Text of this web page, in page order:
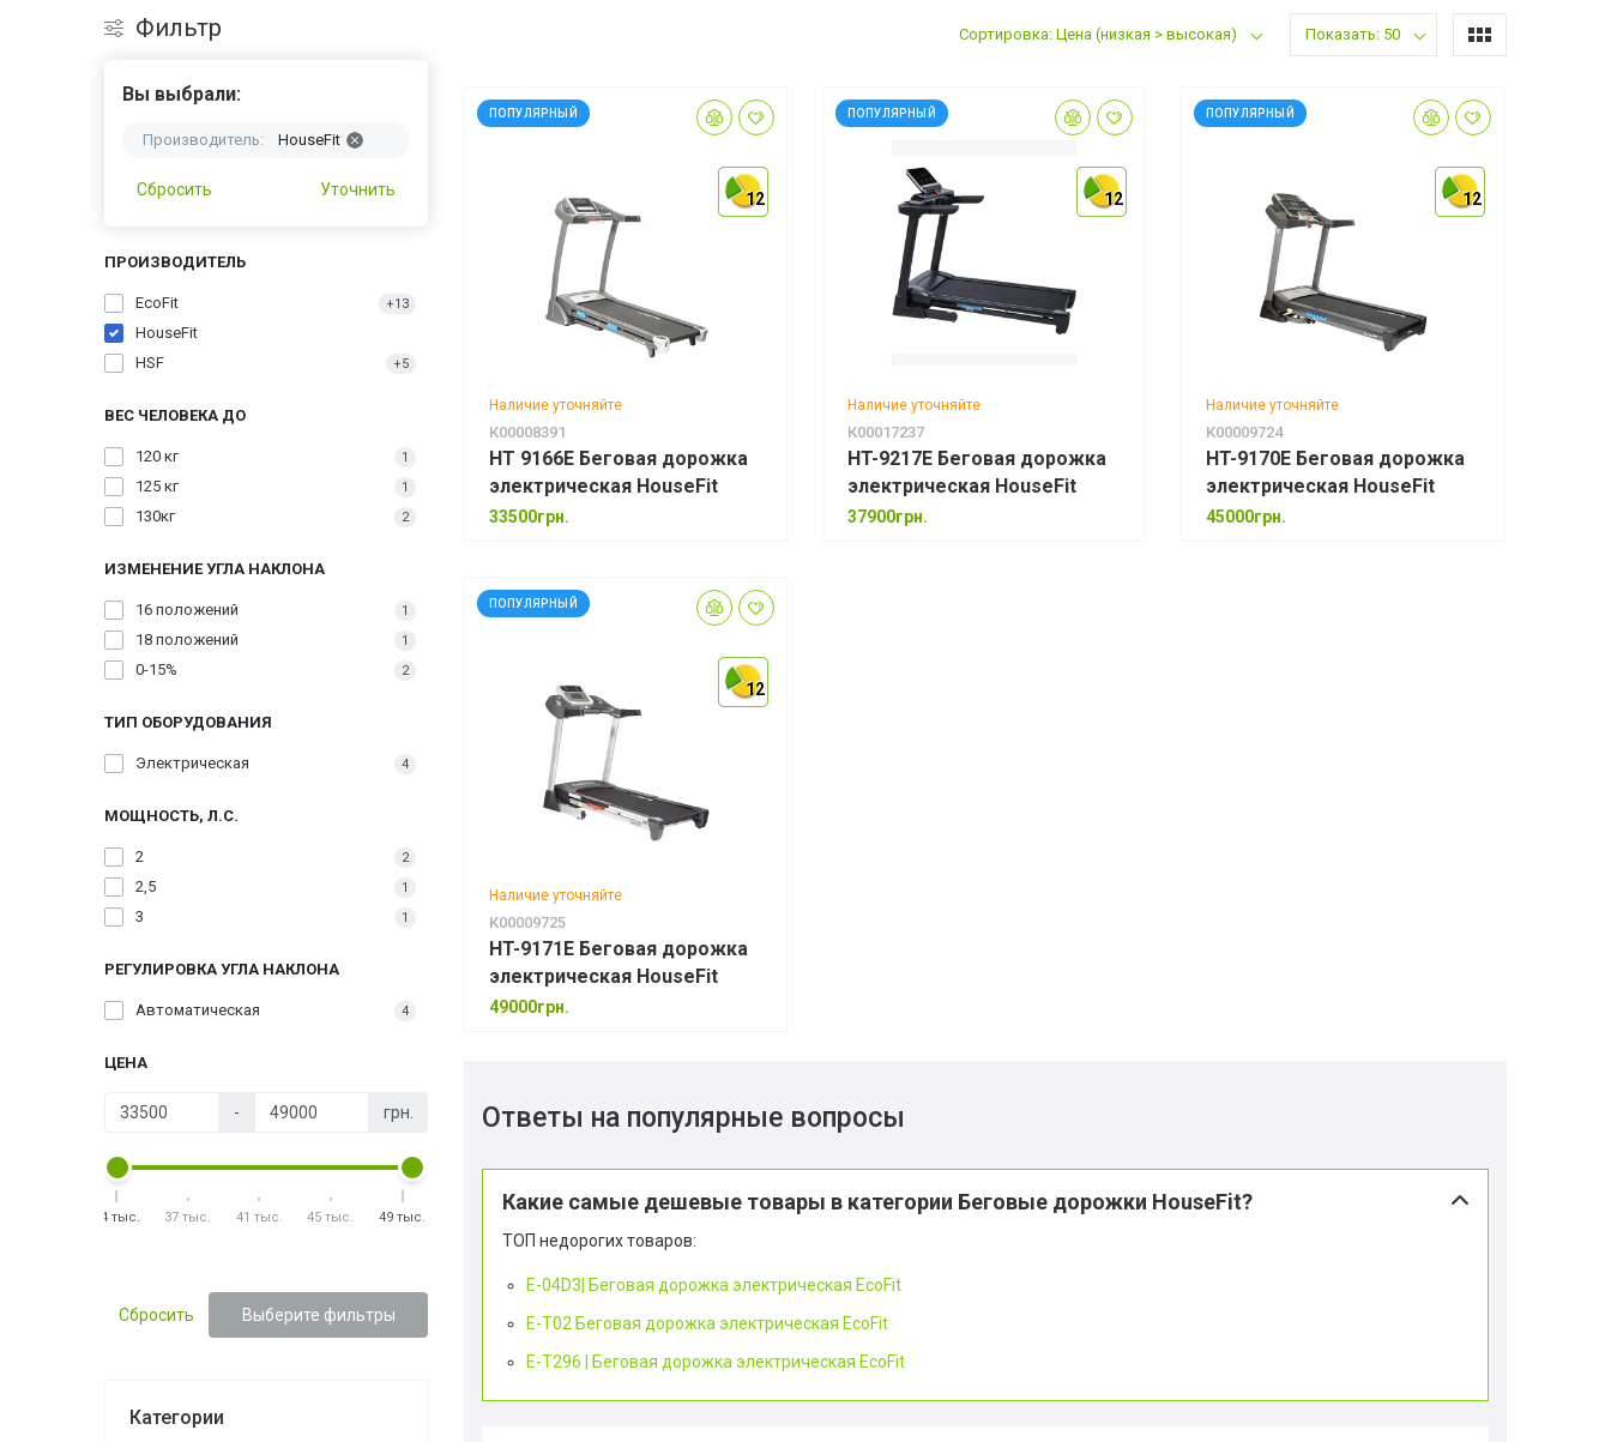
Фильтр
Вы выбрали:
Производитель: HouseFit
Сбросить Уточнить
ПРОИЗВОДИТЕЛЬ
EcoFit +13
HouseFit
HSF
+5
ВЕС ЧЕЛОВЕКА ДО
120 кг 1
125 кг 1
130кг 2
ИЗМЕНЕНИЕ УГЛА НАКЛОНА
16 положений 1
18 положений 1
0-15% 2
ТИП ОБОРУДОВАНИЯ
Электрическая 4
МОЩНОСТЬ, Л.С.
2 2
2,5 1
3 1
РЕГУЛИРОВКА УГЛА НАКЛОНА
Автоматическая 4
ЦЕНА
- грн.
34 тыс. 37 тыс. 41 тыс. 45 тыс. 49 тыс.
Сбросить Выберите фильтры
Категории
Сортировка: Цена (низкая > высокая) Показать: 50
12
12
12
ПОПУЛЯРНЫЙ
Наличие уточняйте
К00008391
HT 9166E Беговая дорожка
электрическая HouseFit
33500грн.
12
12
12
ПОПУЛЯРНЫЙ
Наличие уточняйте
К00017237
HT-9217E Беговая дорожка
электрическая HouseFit
37900грн.
12
12
12
ПОПУЛЯРНЫЙ
Наличие уточняйте
К00009724
HT-9170E Беговая дорожка
электрическая HouseFit
45000грн.
12
12
12
ПОПУЛЯРНЫЙ
Наличие уточняйте
К00009725
HT-9171E Беговая дорожка
электрическая HouseFit
49000грн.
Ответы на популярные вопросы
Какие самые дешевые товары в категории Беговые дорожки HouseFit?
ТОП недорогих товаров:
E-04D3| Беговая дорожка электрическая EcoFit
E-T02 Беговая дорожка электрическая EcoFit
E-T296 | Беговая дорожка электрическая EcoFit